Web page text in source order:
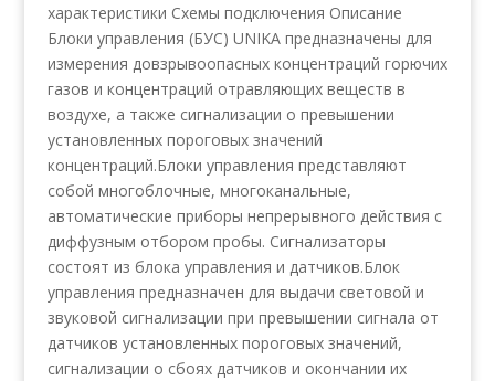
характеристики Схемы подключения Описание
Блоки управления (БУС) UNIKA предназначены для
измерения довзрывоопасных концентраций горючих
газов и концентраций отравляющих веществ в
воздухе, а также сигнализации о превышении
установленных пороговых значений
концентраций.Блоки управления представляют
собой многоблочные, многоканальные,
автоматические приборы непрерывного действия с
диффузным отбором пробы. Сигнализаторы
состоят из блока управления и датчиков.Блок
управления предназначен для выдачи световой и
звуковой сигнализации при превышении сигнала от
датчиков установленных пороговых значений,
сигнализации о сбоях датчиков и окончании их